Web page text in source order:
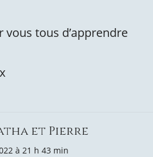
vous tous d’apprendre
et Pierre
à 21 h 43 min